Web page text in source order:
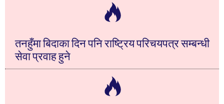
तनहुँमा बिदाका दिन पनि राष्ट्रिय परिचयपत्र सम्बन्धी
सेवा प्रवाह हुने